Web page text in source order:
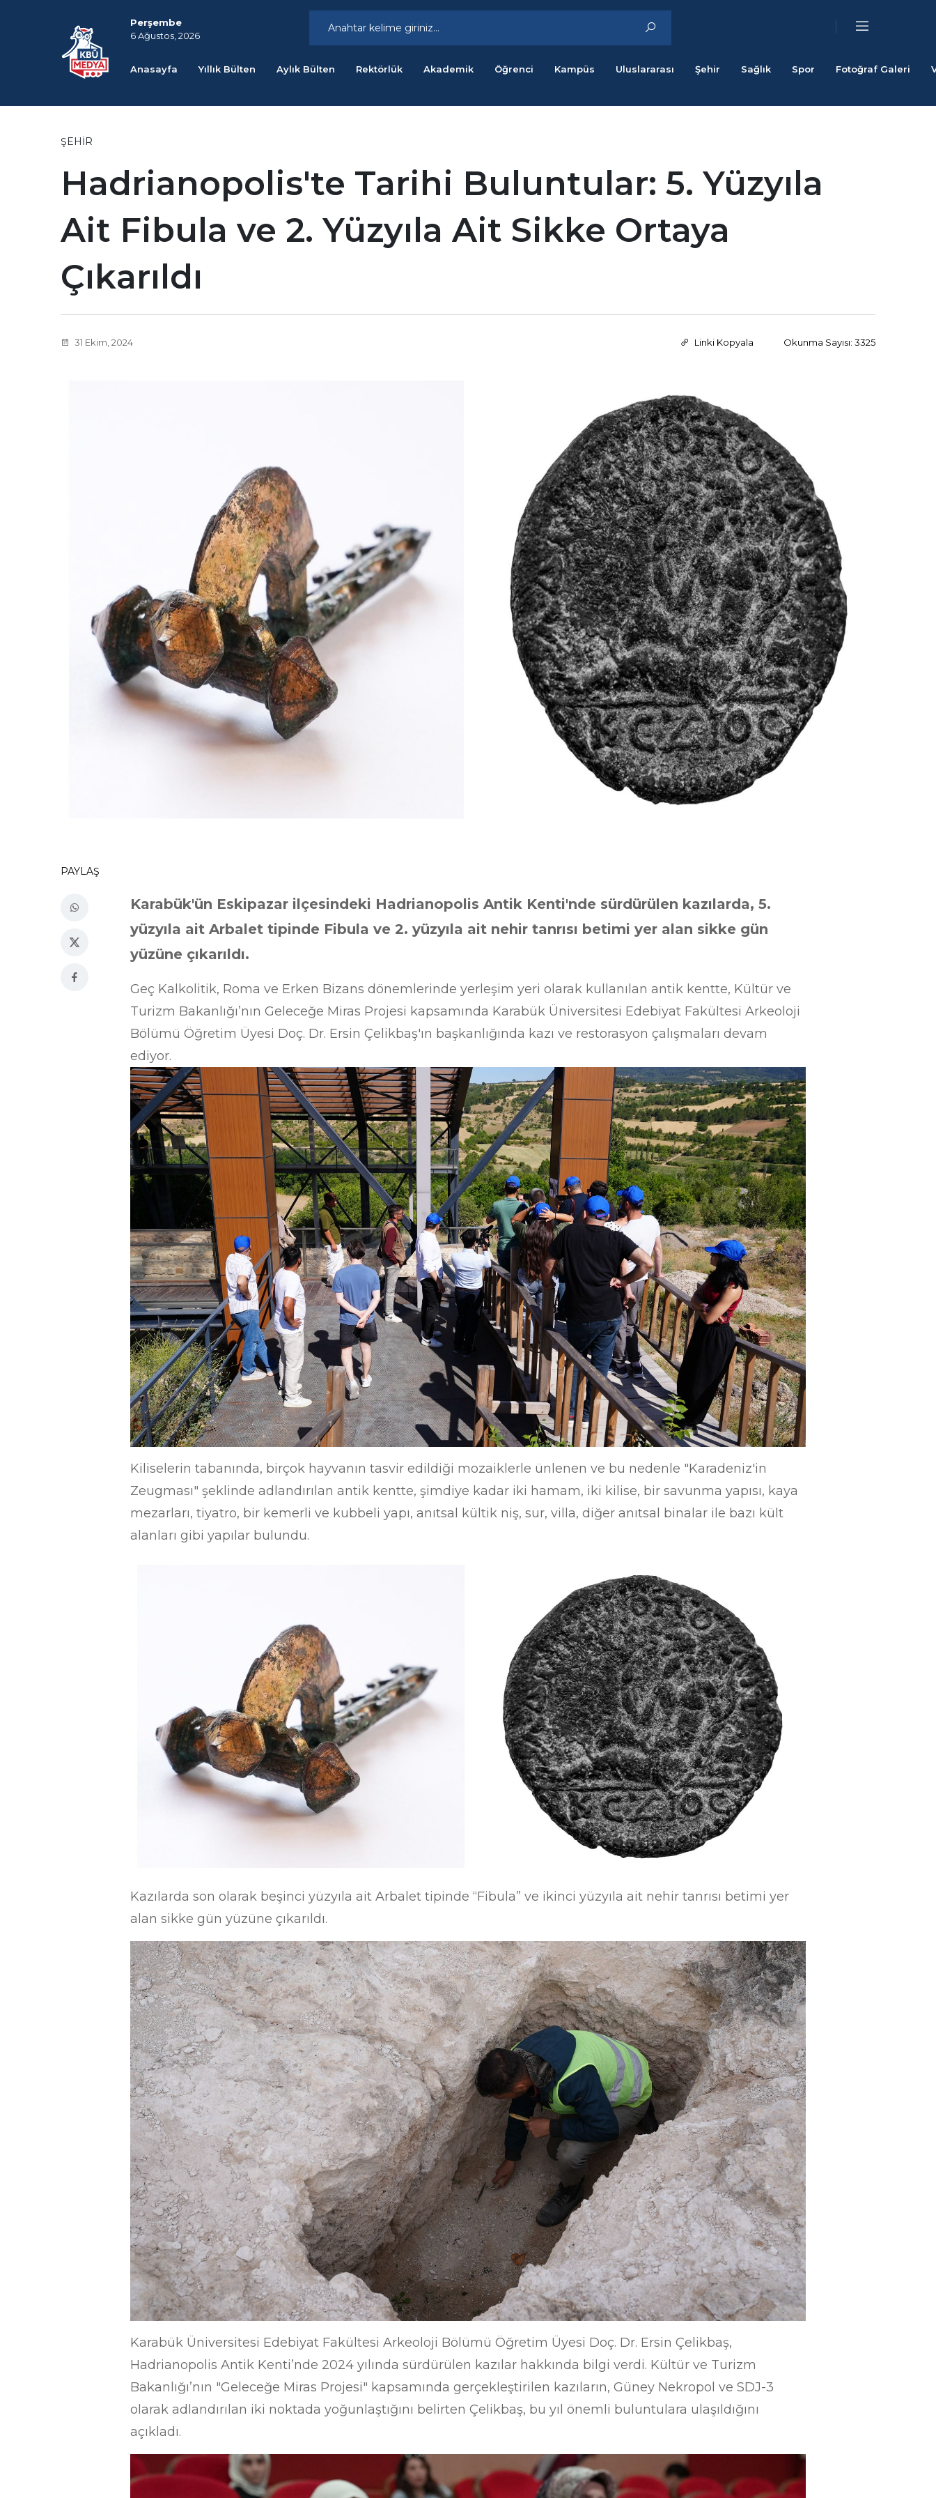
Perşembe
6 Ağustos, 2026
Anasayfa Yıllık Bülten Aylık Bülten Rektörlük Akademik Öğrenci Kampüs Uluslararası Şehir Sağlık Spor Fotoğraf Galeri
ŞEHIR
Hadrianopolis'te Tarihi Buluntular: 5. Yüzyıla
Ait Fibula ve 2. Yüzyıla Ait Sikke Ortaya
Çıkarıldı
31 Ekim, 2024 Linki Kopyala Okunma Sayısı: 3325
PAYLAŞ
Karabük'ün Eskipazar ilçesindeki Hadrianopolis Antik Kenti'nde sürdürülen kazılarda, 5.
yüzyıla ait Arbalet tipinde Fibula ve 2. yüzyıla ait nehir tanrısı betimi yer alan sikke gün
yüzüne çıkarıldı.
Geç Kalkolitik, Roma ve Erken Bizans dönemlerinde yerleşim yeri olarak kullanılan antik kentte, Kültür ve
Turizm Bakanlığı’nın Geleceğe Miras Projesi kapsamında Karabük Üniversitesi Edebiyat Fakültesi Arkeoloji
Bölümü Öğretim Üyesi Doç. Dr. Ersin Çelikbaş'ın başkanlığında kazı ve restorasyon çalışmaları devam
ediyor.
Kiliselerin tabanında, birçok hayvanın tasvir edildiği mozaiklerle ünlenen ve bu nedenle "Karadeniz'in
Zeugması" şeklinde adlandırılan antik kentte, şimdiye kadar iki hamam, iki kilise, bir savunma yapısı, kaya
mezarları, tiyatro, bir kemerli ve kubbeli yapı, anıtsal kültik niş, sur, villa, diğer anıtsal binalar ile bazı kült
alanları gibi yapılar bulundu.
Kazılarda son olarak beşinci yüzyıla ait Arbalet tipinde “Fibula” ve ikinci yüzyıla ait nehir tanrısı betimi yer
alan sikke gün yüzüne çıkarıldı.
Karabük Üniversitesi Edebiyat Fakültesi Arkeoloji Bölümü Öğretim Üyesi Doç. Dr. Ersin Çelikbaş,
Hadrianopolis Antik Kenti’nde 2024 yılında sürdürülen kazılar hakkında bilgi verdi. Kültür ve Turizm
Bakanlığı’nın "Geleceğe Miras Projesi" kapsamında gerçekleştirilen kazıların, Güney Nekropol ve SDJ-3
olarak adlandırılan iki noktada yoğunlaştığını belirten Çelikbaş, bu yıl önemli buluntulara ulaşıldığını
açıkladı.